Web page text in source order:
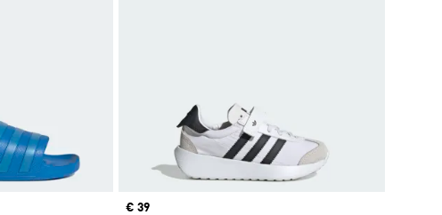
Precio actual
€ 39